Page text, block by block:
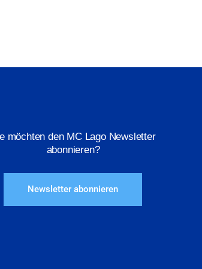
möchten den MC Lago Newsletter
abonnieren?
Newsletter abonnieren